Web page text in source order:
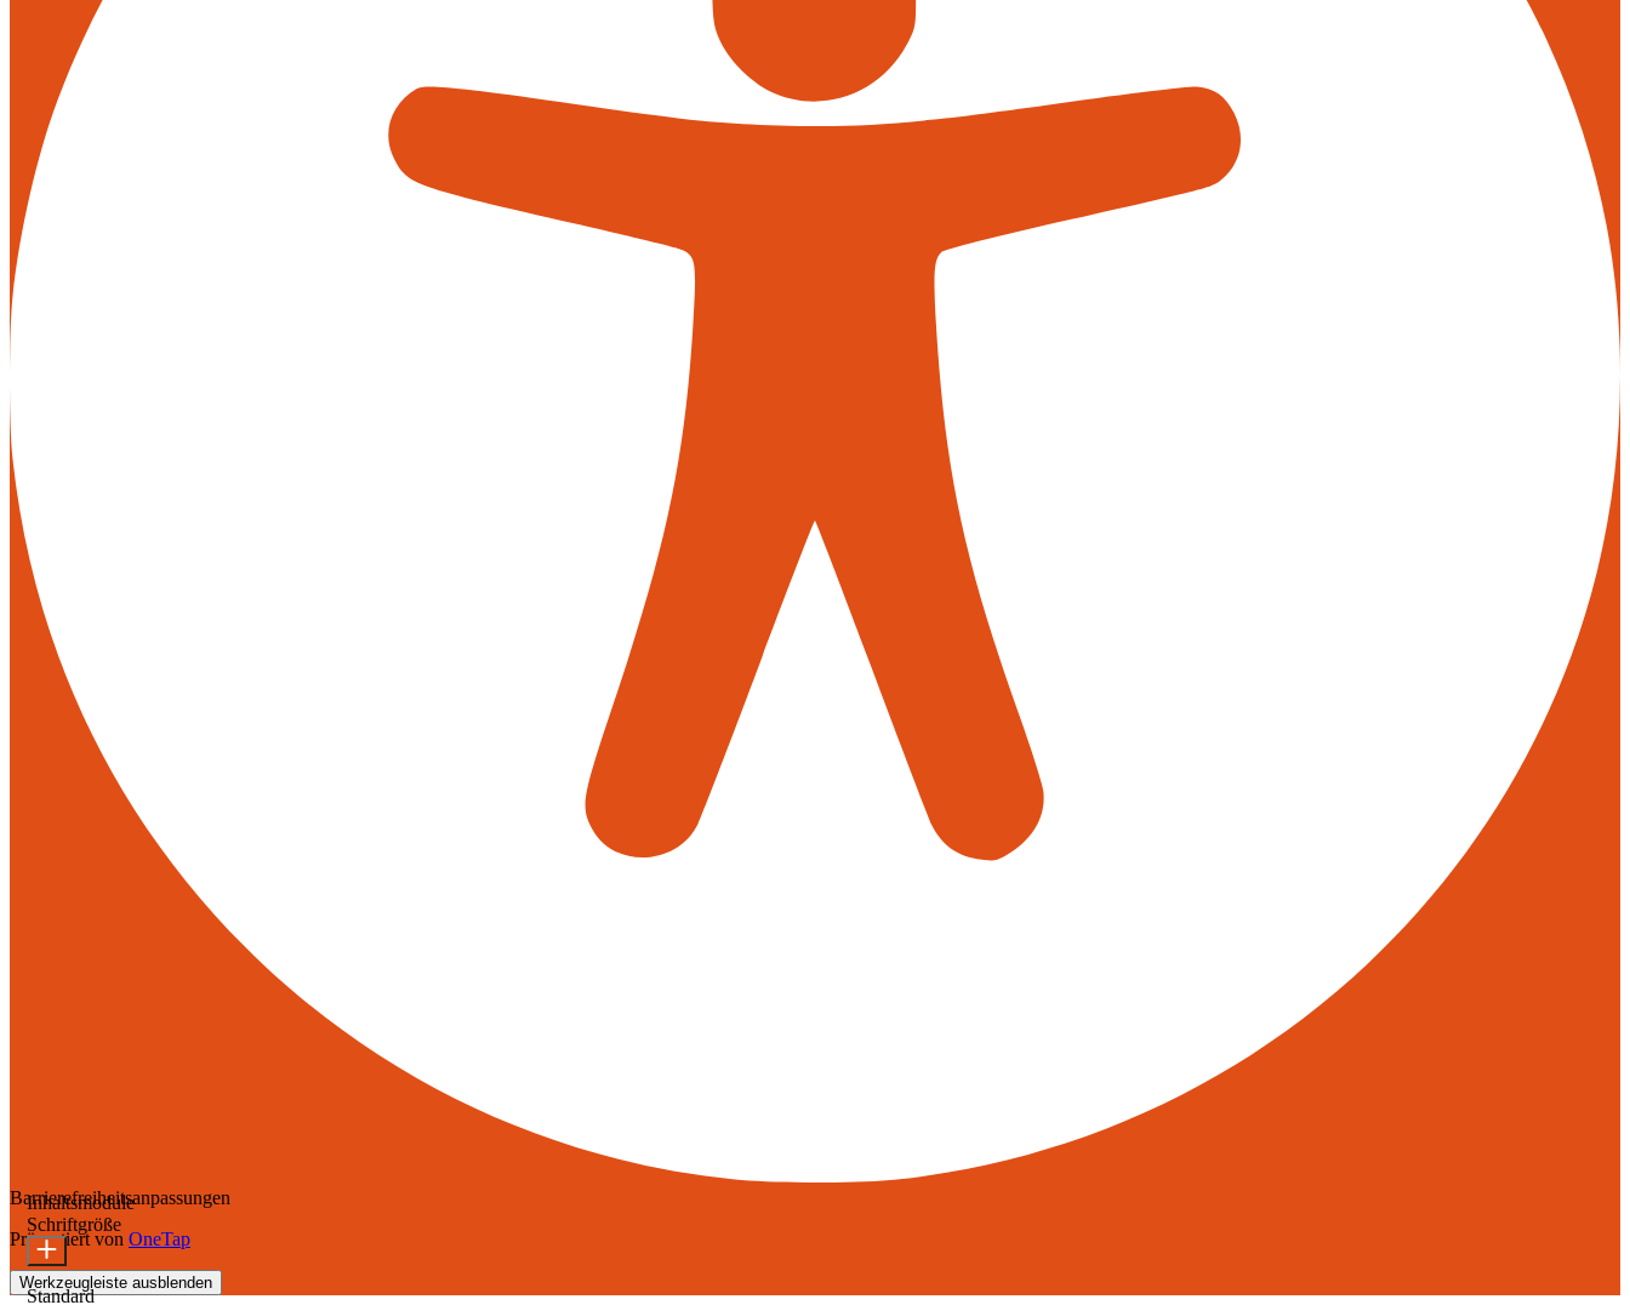
Barrierefreiheitsanpassungen
Präsentiert von OneTap
Werkzeugleiste ausblenden
Inhaltsmodule
Schriftgröße
Standard